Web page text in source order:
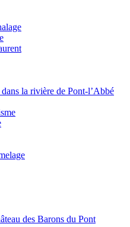
la rivière de Pont-l’Abbé
des Barons du Pont